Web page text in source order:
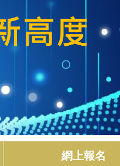
網上報名